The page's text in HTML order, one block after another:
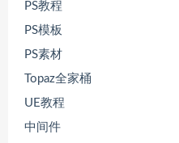
PS教程
PS模板
PS素材
Topaz全家桶
UE教程
中间件